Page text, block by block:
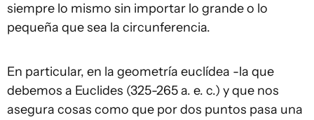
siempre lo mismo sin importar lo grande o lo
pequeña que sea la circunferencia.
En particular, en la geometría euclídea -la que
debemos a Euclides (325-265 a. e. c.) y que nos
asegura cosas como que por dos puntos pasa una